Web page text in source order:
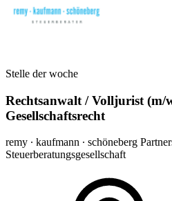
Stelle der woche
Rechtsanwalt / Volljurist (m/
Gesellschaftsrecht
remy ∙ kaufmann ∙ schöneberg
Steuerberatungsgesellschaft